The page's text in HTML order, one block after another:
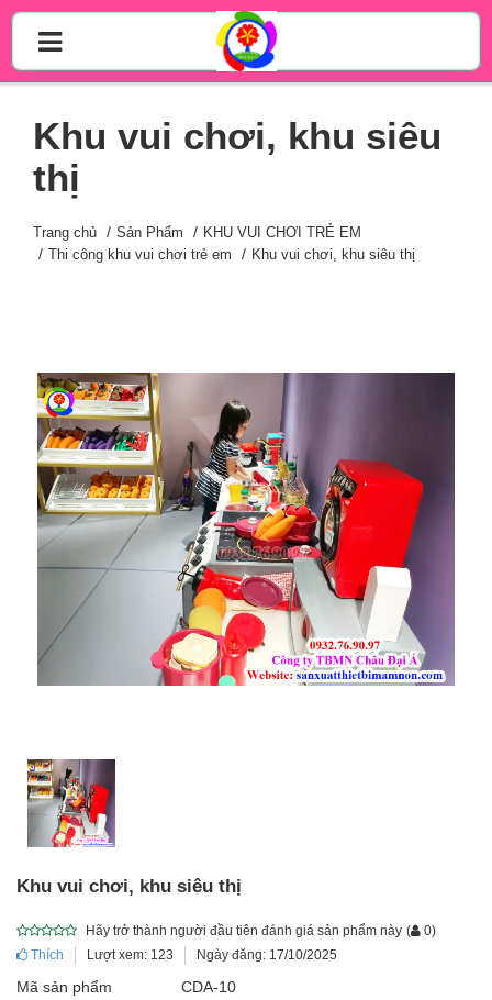
Khu vui chơi, khu siêu
thị
Trang chủ Sản Phẩm
KHU VUI CHƠI TRẺ EM
Thi công khu vui chơi trẻ em
Khu vui chơi, khu siêu thị
Khu vui chơi, khu siêu thị
Hãy trở thành người đầu tiên đánh giá sản phẩm này ( 0)
Thích
Lượt xem: 123 Ngày đăng: 17/10/2025
Mã sản phẩm
CDA-10